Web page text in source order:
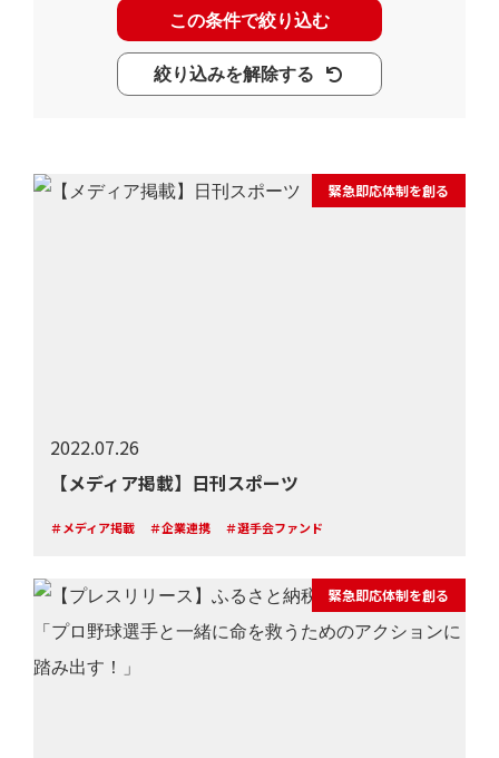
この条件で絞り込む
絞り込みを解除する
2022.07.26
【メディア掲載】日刊スポーツ
＃メディア掲載 ＃企業連携 ＃選手会ファンド
緊急即応体制を創る
緊急即応体制を創る